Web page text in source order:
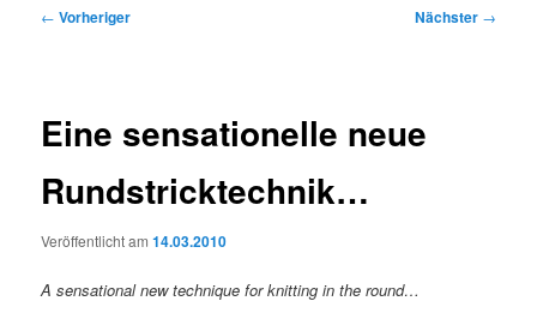
Beitragsnavigation
← Vorheriger Nächster →
Eine sensationelle neue
Rundstricktechnik…
Veröffentlicht am14.03.2010
A sensational new technique for knitting in the round…